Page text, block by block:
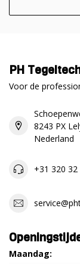
PH
Voor de
8243 PX
Nederland
+31 320 32
Maandag: